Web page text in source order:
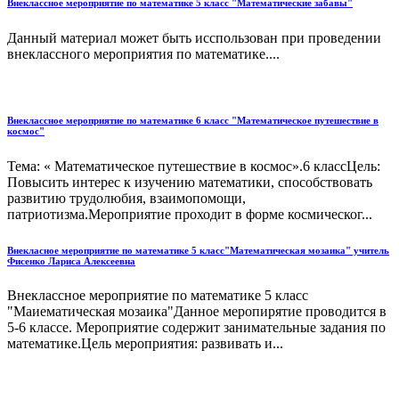
Внеклассное мероприятие по математике 5 класс "Математические забавы"
Данный материал может быть исспользован при проведении
внеклассного мероприятия по математике....
Внеклассное мероприятие по математике 6 класс "Математическое путешествие в
космос"
Тема: « Математическое путешествие в космос».6 классЦель:
Повысить интерес к изучению математики, способствовать
развитию трудолюбия, взаимопомощи,
патриотизма.Мероприятие проходит в форме космическог...
Внекласное мероприятие по математике 5 класс"Математическая мозаика" учитель
Фисенко Лариса Алексеевна
Внеклассное мероприятие по математике 5 класс
"Маиематическая мозаика"Данное меропирятие проводится в
5-6 классе. Мероприятие содержит занимательные задания по
математике.Цель мероприятия: развивать и...